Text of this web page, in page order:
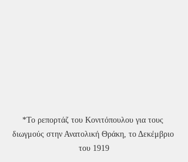
*Το ρεπορτάζ του Κονιτόπουλου για τους
διωγμούς στην Ανατολική Θράκη, το Δεκέμβριο
του 1919